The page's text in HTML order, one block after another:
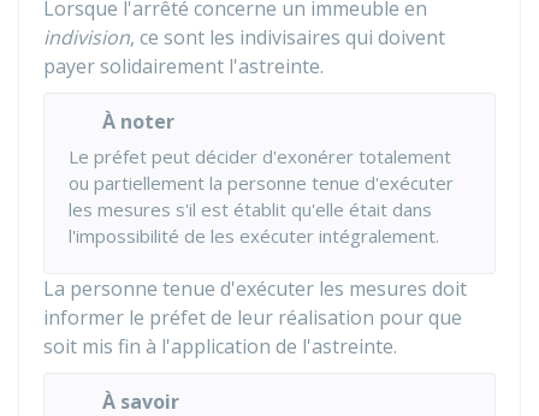
Lorsque l'arrêté concerne un immeuble en
indivision, ce sont les indivisaires qui doivent
payer solidairement l'astreinte.
À noter
Le préfet peut décider d'exonérer totalement
ou partiellement la personne tenue d'exécuter
les mesures s'il est établit qu'elle était dans
l'impossibilité de les exécuter intégralement.
La personne tenue d'exécuter les mesures doit
informer le préfet de leur réalisation pour que
soit mis fin à l'application de l'astreinte.
À savoir